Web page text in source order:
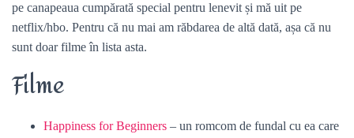
pe canapeaua cumpărată special pentru lenevit și mă uit pe
netflix/hbo. Pentru că nu mai am răbdarea de altă dată, așa că nu
sunt doar filme în lista asta.
Filme
Happiness for Beginners – un romcom de fundal cu ea care